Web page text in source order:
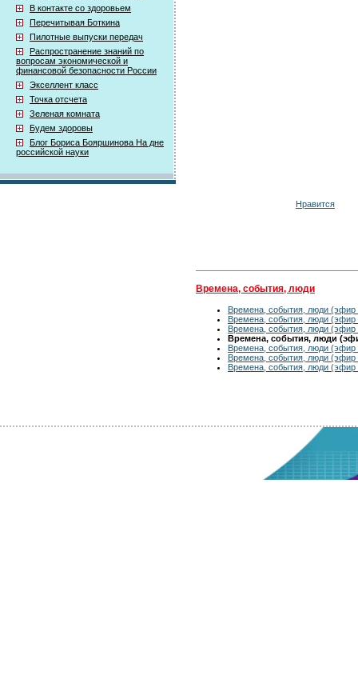
В контакте со здоровьем
Перечитывая Боткина
Пилотные выпуски передач
Распространение знаний по
вопросам экономической и
финансовой безопасности России
Экселлент класс
Точка отсчета
Зеленая комната
Будем здоровы
Блог Бориса Бояршинова На дне
российской науки
Нравится
Времена, события, люди
Времена, события, люди (эфир
Времена, события, люди (эфир
Времена, события, люди (эфир
Времена, события, люди
Времена, события, люди (эфир
Времена, события, люди (эфир
Времена, события, люди (эфир